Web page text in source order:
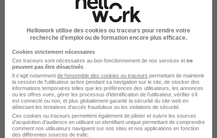
Temps partiel
Cette offre n’est plus disponible depuis le 02/06/26
Directeur Adjoint Magasin - Agglo Avignon
H/F
Kiabi
Hellowork utilise des cookies ou traceurs pour rendre votre
recherche d’emploi ou de formation encore plus efficace.
Cookies strictement nécessaires
Ces traceurs sont nécessaires au bon fonctionnement de nos services et ne
peuvent pas être désactivés
Il s'agit notamment de l'ensemble des cookies ou traceurs permettant de maintenir
la session de l'utilisateur active pendant sa navigation sur le site, de stocker des
informations temporaires telles que les préférences des utilisateurs, les annonces
ou les offres vues, gérer les processus d'identification de l'utilisateur, vérifier s'il
est connecté ou non, et plus globalement garantir la sécurité du site web en
détectant les tentatives d'accès frauduleux ou les violations de sécurité.
Ces cookies ou traceurs permettent également de piloter et suivre les sources
d'acquisition d'audience en utilisant un identifiant unique permettant de comprendre
comment nos utilisateurs naviguent sur nos sites et nos applications en fonction
des différentes sources de trafic.